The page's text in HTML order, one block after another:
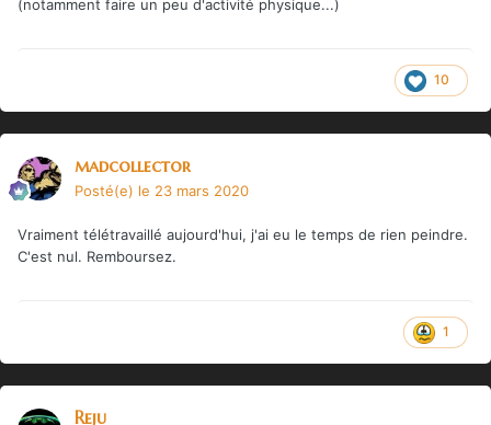
(notamment faire un peu d'activité physique...)
10
madcollector
Posté(e) le 23 mars 2020
Vraiment télétravaillé aujourd'hui, j'ai eu le temps de rien peindre.
C'est nul. Remboursez.
1
Reju